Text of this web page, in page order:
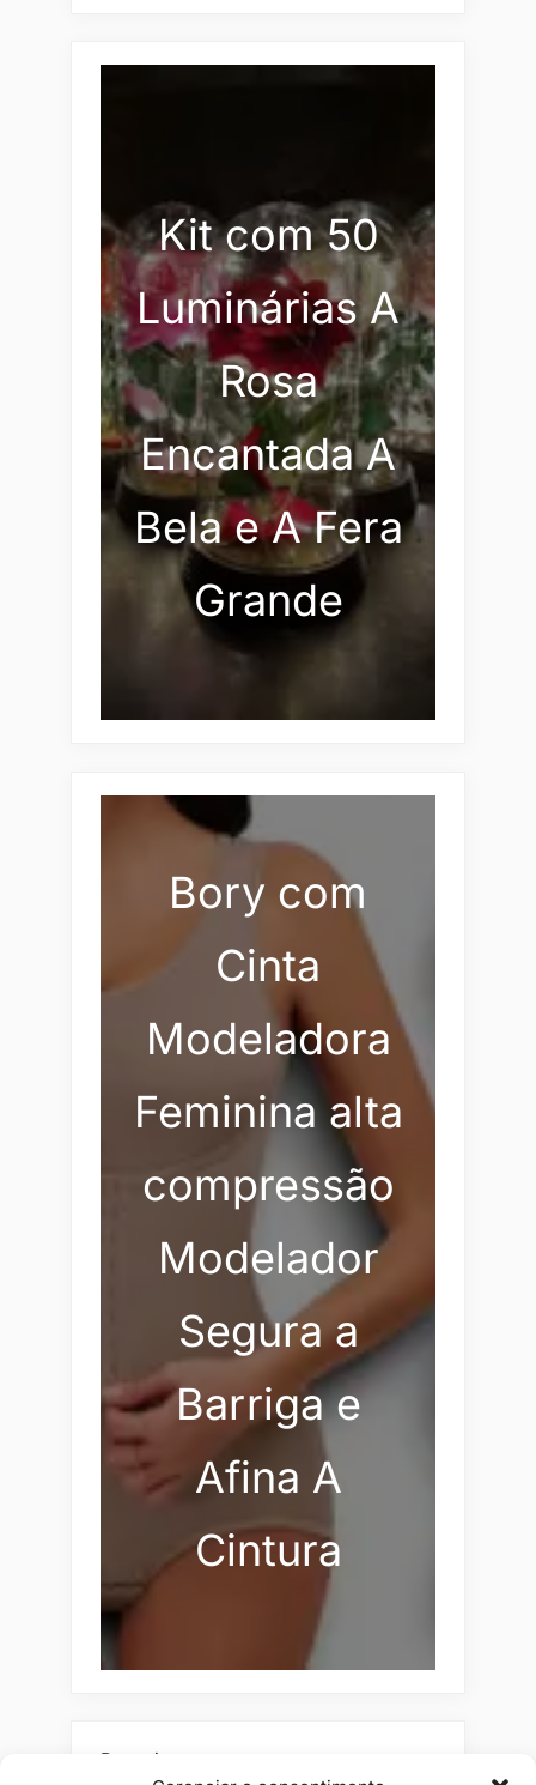
Kit com 50
Luminárias A
Rosa
Encantada A
Bela e A Fera
Grande
Bory com
Cinta
Modeladora
Feminina alta
compressão
Modelador
Segura a
Barriga e
Afina A
Cintura
Pesquisar